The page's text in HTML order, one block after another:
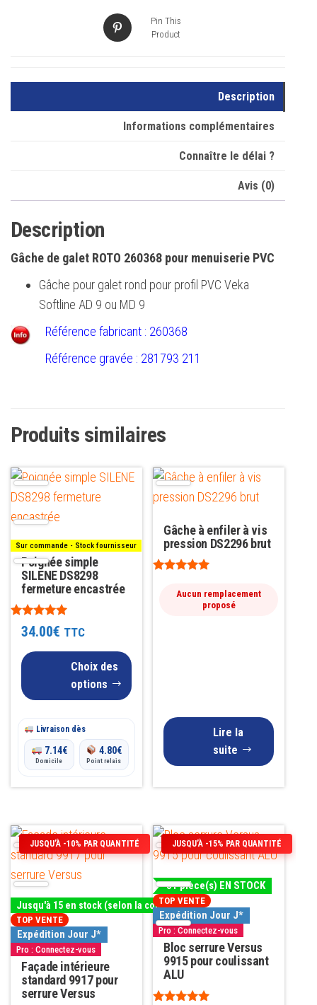
Pin This
Product
Description
Informations complémentaires
Connaître le délai ?
Avis (0)
Description
Gâche de galet ROTO 260368 pour menuiserie PVC
Gâche pour galet rond pour profil PVC Veka
Softline AD 9 ou MD 9
Référence fabricant : 260368
Référence gravée : 281793 211
Produits similaires
Sur commande - Stock fournisseur
Poignée simple
SILENE DS8298
fermeture encastrée
Note
5.00
34.00€ TTC
Choix des
options
Ce
produit
a
variations.
Les
options
peuvent
être
choisies
produit
Livraison dès
7.14€
Domicile
4.80€
Point relais
Gâche à enfiler à vis
pression DS2296 brut
Aucun remplacement
proposé
Lire la
suite
JUSQU’À -10% PAR QUANTITÉ
Jusqu'à 15 en stock (selon la couleur)
TOP VENTE
Expédition Jour J*
Pro : Connectez-vous
Façade intérieure
standard 9917 pour
serrure Versus
Ce
produit
a
plusieurs
variations.
Les
options
peuvent
être
JUSQU’À -15% PAR QUANTITÉ
31 pièce(s) EN STOCK
TOP VENTE
Expédition Jour J*
Pro : Connectez-vous
Bloc serrure Versus
9915 pour coulissant
ALU